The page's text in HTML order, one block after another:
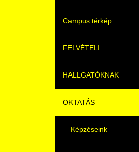
Videók
Álláshirdetések
Campus térkép
FELVÉTELI
Pontozási rendszer
Felvetteknek
Képzéseink
HALLGATÓKNAK
Képzéseink
Duális képzés
OKTATÁS
Képzéseink